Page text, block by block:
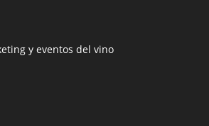
y eventos del vino